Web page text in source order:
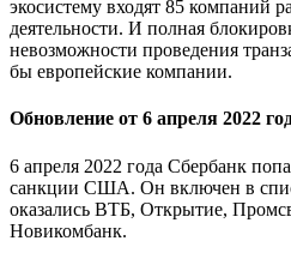
экосистему входят 85 компаний
деятельности. И полная
невозможности проведения
бы европейские компании.
Обновление от 6 апреля 2022
6 апреля 2022 года Сбербанк
санкции США. Он включен в
оказались ВТБ, Открытие,
Новикомбанк.